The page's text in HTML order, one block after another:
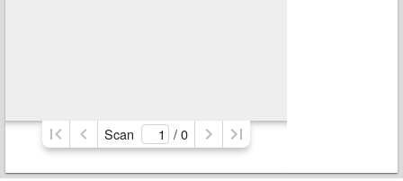
Scan / 0